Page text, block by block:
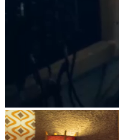
스템 분리
비디오 레코딩
AI Studio
Voice Studio